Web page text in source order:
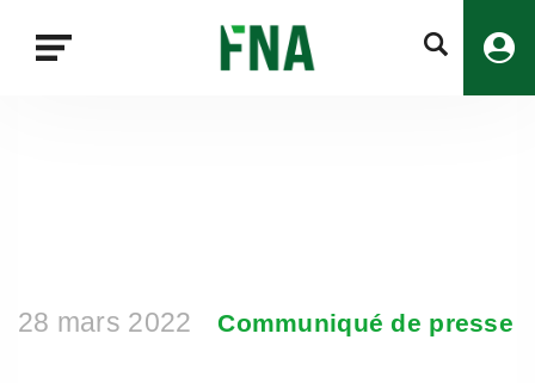
recherche
28 mars 2022 Communiqué de presse